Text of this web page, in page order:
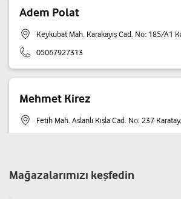
Adem Polat
Keykubat Mah. Karakayış Cad. No: 185/A1
05067927313
Mehmet Kirez
Fetih Mah. Aslanlı Kışla Cad. No: 237
Mustafa Bademci
Mağazalarımızı keşfedin